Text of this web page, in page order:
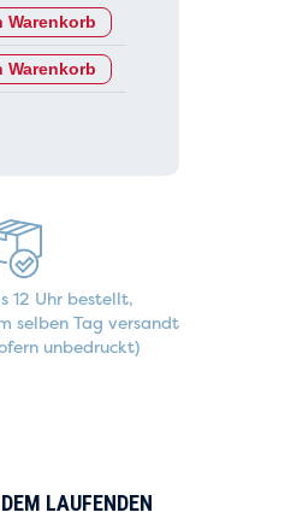
Warenkorb
Warenkorb
12 Uhr bestellt,
selben Tag versandt
unbedruckt)
LAUFENDEN